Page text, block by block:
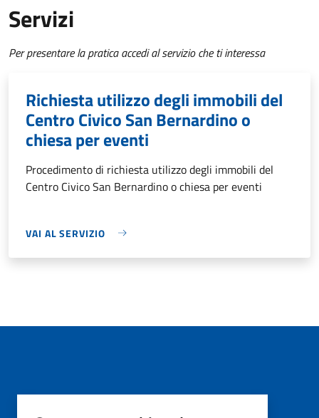
Servizi
Per presentare la pratica accedi al servizio che ti interessa
Richiesta utilizzo degli immobili del
Centro Civico San Bernardino o
chiesa per eventi
Procedimento di richiesta utilizzo degli immobili del
Centro Civico San Bernardino o chiesa per eventi
VAI AL SERVIZIO